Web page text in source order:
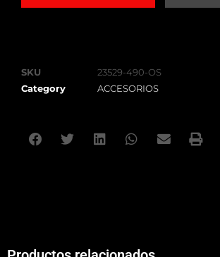
SKU
23529-490-OS
Category
ACCESORIOS